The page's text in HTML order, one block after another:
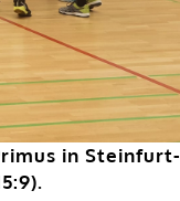
in Steinfurt-